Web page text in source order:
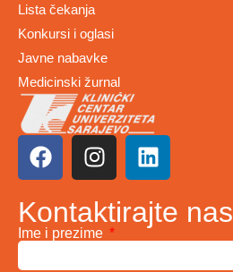
Lista čekanja
Konkursi i oglasi
Javne nabavke
Medicinski žurnal
Kontaktirajte nas
Ime i prezime